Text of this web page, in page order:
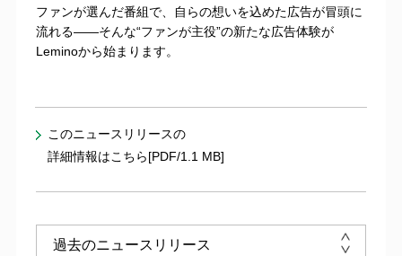
ファンが選んだ番組で、自らの想いを込めた広告が冒頭に
流れる——そんな“ファンが主役”の新たな広告体験が
Leminoから始まります。
このニュースリリースの
詳細情報はこちら[PDF/1.1 MB]